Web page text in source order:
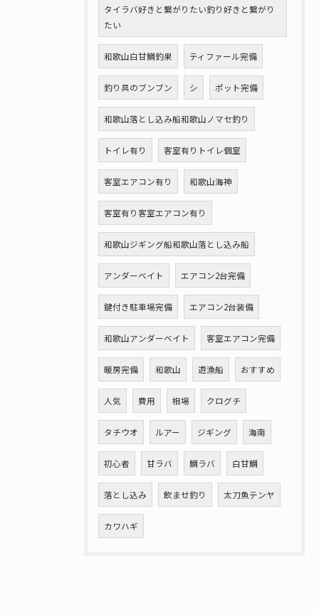
タイラバ好きと繋がりたい釣り好きと繋がり
たい
和歌山白甘鯛釣果 ティファール完備
釣り具のブンブン シ ポット完備
和歌山落とし込み船和歌山ノマセ釣り
トイレ有り 客室有りトイレ個室
客室エアコン有り 和歌山海神
客室有り客室エアコン有り
和歌山ジギング船和歌山落とし込み船
アンダーベイト エアコン2台完備
鍵付き駐車場完備 エアコン2台装備
和歌山アンダーベイト 客室エアコン完備
暖房完備 和歌山 遊漁船 おすすめ
人気 費用 相場 クログチ
タチウオ ルアー ジギング 海南
初心者 甘ラバ 鯛ラバ 白甘鯛
落とし込み 飲ませ釣り 太刀魚テンヤ
カワハギ